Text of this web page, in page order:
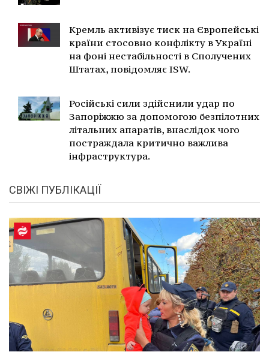
Кремль активізує тиск на Європейські
країни стосовно конфлікту в Україні
на фоні нестабільності в Сполучених
Штатах, повідомляє ISW.
Російські сили здійснили удар по
Запоріжжю за допомогою безпілотних
літальних апаратів, внаслідок чого
постраждала критично важлива
інфраструктура.
СВІЖІ ПУБЛІКАЦІЇ